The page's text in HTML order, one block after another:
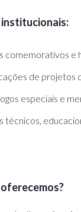
comemorativos e
de projetos
especiais e
técnicos,